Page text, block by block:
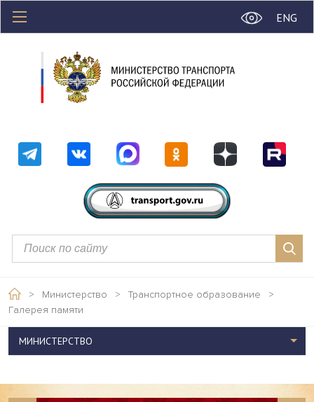
ENG
> Министерство > Транспортное образование
>
Галерея памяти
МИНИСТЕРСТВО